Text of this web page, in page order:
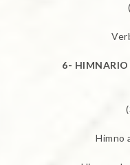
6- HIMNARIO
Himno